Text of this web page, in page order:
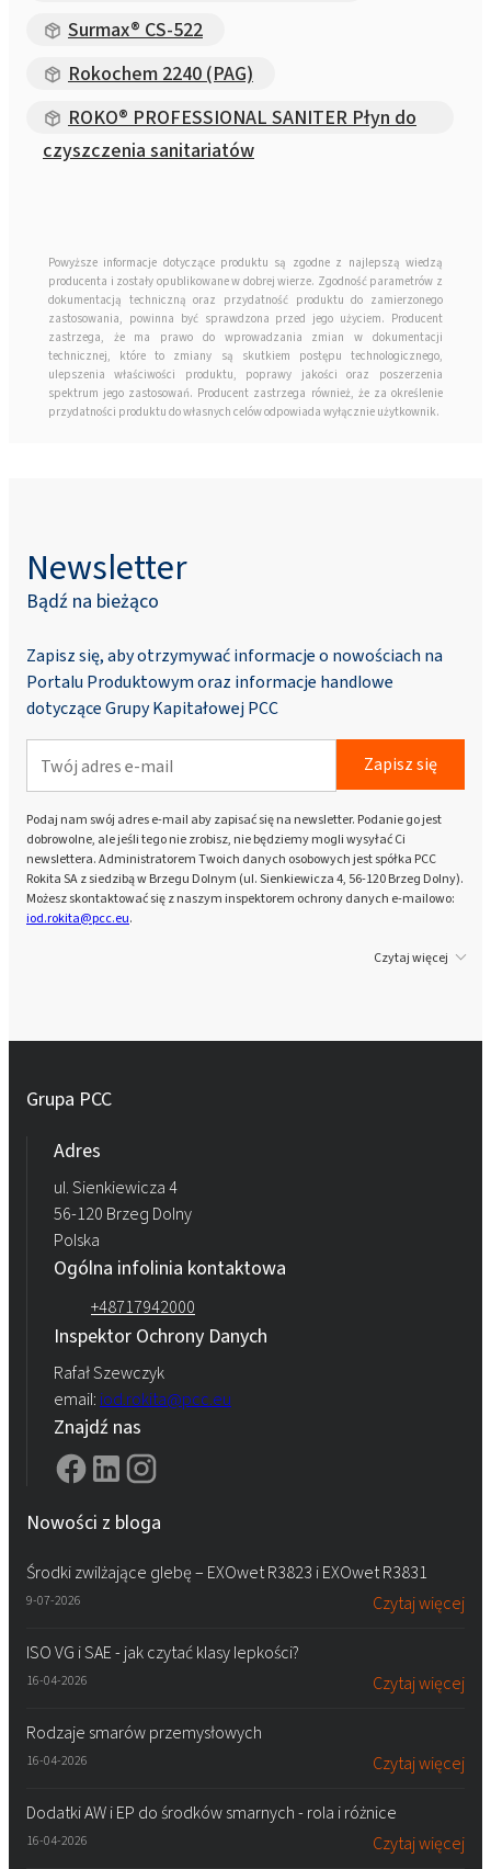
Surmax® CS-522
Rokochem 2240 (PAG)
ROKO® PROFESSIONAL SANITER Płyn do
czyszczenia sanitariatów
Powyższe informacje dotyczące produktu są zgodne z najlepszą wiedzą
producenta i zostały opublikowane w dobrej wierze. Zgodność parametrów z
dokumentacją techniczną oraz przydatność produktu do zamierzonego
zastosowania, powinna być sprawdzona przed jego użyciem. Producent
zastrzega, że ma prawo do wprowadzania zmian w dokumentacji
technicznej, które to zmiany są skutkiem postępu technologicznego,
ulepszenia właściwości produktu, poprawy jakości oraz poszerzenia
spektrum jego zastosowań. Producent zastrzega również, że za określenie
przydatności produktu do własnych celów odpowiada wyłącznie użytkownik.
Newsletter
Bądź na bieżąco
Zapisz się, aby otrzymywać informacje o nowościach na
Portalu Produktowym oraz informacje handlowe
dotyczące Grupy Kapitałowej PCC
Zapisz się
Podaj nam swój adres e-mail aby zapisać się na newsletter. Podanie go jest
dobrowolne, ale jeśli tego nie zrobisz, nie będziemy mogli wysyłać Ci
newslettera. Administratorem Twoich danych osobowych jest spółka PCC
Rokita SA z siedzibą w Brzegu Dolnym (ul. Sienkiewicza 4, 56-120 Brzeg Dolny).
Możesz skontaktować się z naszym inspektorem ochrony danych e-mailowo:
iod.rokita@pcc.eu.
Czytaj więcej
Grupa PCC
Adres
ul. Sienkiewicza 4
56-120 Brzeg Dolny
Polska
Ogólna infolinia kontaktowa
+48717942000
Inspektor Ochrony Danych
Rafał Szewczyk
email: iod.rokita@pcc.eu
Znajdź nas
Nowości z bloga
Środki zwilżające glebę – EXOwet R3823 i EXOwet R3831
9-07-2026 Czytaj więcej
ISO VG i SAE - jak czytać klasy lepkości?
16-04-2026 Czytaj więcej
Rodzaje smarów przemysłowych
16-04-2026 Czytaj więcej
Dodatki AW i EP do środków smarnych - rola i różnice
16-04-2026 Czytaj więcej